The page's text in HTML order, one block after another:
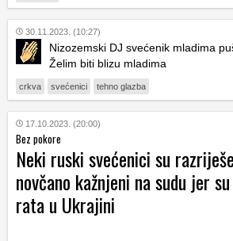
30.11.2023. (10:27)
Nizozemski DJ svećenik mladima
Želim biti blizu mladima
crkva svećenici tehno glazba
17.10.2023. (20:00)
Bez pokore
Neki ruski svećenici su
novčano kažnjeni na sudu jer
rata u Ukrajini